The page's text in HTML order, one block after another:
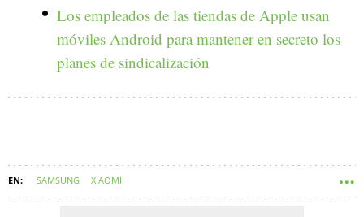
Los empleados de las tiendas de Apple usan
móviles Android para mantener en secreto los
planes de sindicalización
SAMSUNG XIAOMI